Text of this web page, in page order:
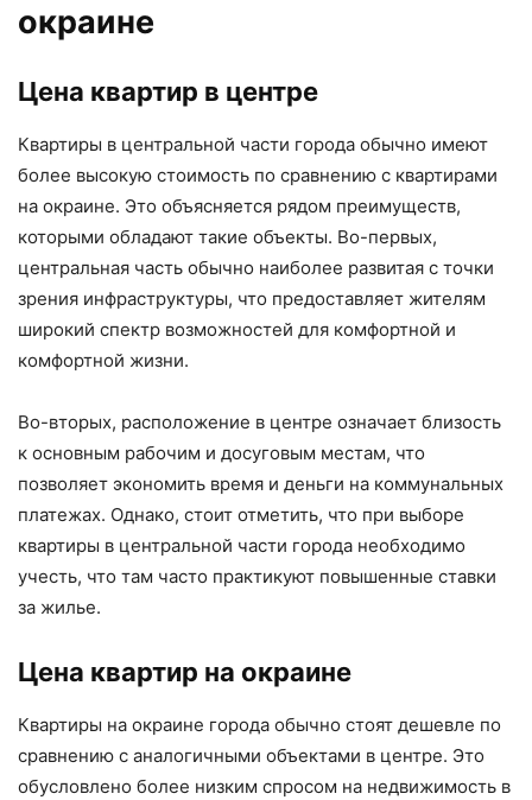
окраине
Цена квартир в центре
Квартиры в центральной части города обычно имеют
более высокую стоимость по сравнению с квартирами
на окраине. Это объясняется рядом преимуществ,
которыми обладают такие объекты. Во-первых,
центральная часть обычно наиболее развитая с точки
зрения инфраструктуры, что предоставляет жителям
широкий спектр возможностей для комфортной и
комфортной жизни.
Во-вторых, расположение в центре означает близость
к основным рабочим и досуговым местам, что
позволяет экономить время и деньги на коммунальных
платежах. Однако, стоит отметить, что при выборе
квартиры в центральной части города необходимо
учесть, что там часто практикуют повышенные ставки
за жилье.
Цена квартир на окраине
Квартиры на окраине города обычно стоят дешевле по
сравнению с аналогичными объектами в центре. Это
обусловлено более низким спросом на недвижимость в